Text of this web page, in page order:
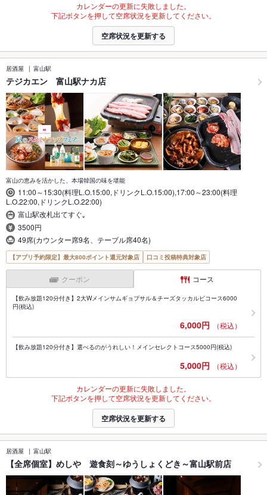
カレンダーの更新に失敗しました。
下記ボタンを押して空席状況を更新してください。
空席状況を更新する
居酒屋 富山駅
テジカエン 富山駅ナカ店
富山の恵みを活かした、本場韓国の味を堪能
11:00～15:30(料理L.O.15:00,ドリンクL.O.15:00),17:00～23:00(料理
L.O.22:00,ドリンクL.O.22:00)
富山駅改札出てすぐ｡
3500円
49席(カウンター席9名、テーブル席40名)
【アプリ予約限定】最大800ポイント還元対象店 口コミ投稿特典対象店
クーポン コース
【飲み放題120分付き】2大Wメインサムギョプサル＆チーズタッカルビコース6000
円(税込)
6,000円 （税込）
【飲み放題120分付き】選べるのがうれしい！メインセレクトコース5000円(税込)
5,000円 （税込）
カレンダーの更新に失敗しました。
下記ボタンを押して空席状況を更新してください。
空席状況を更新する
居酒屋 富山駅
【全席個室】めしや 遊食刻～ゆうしょくどき～富山駅前店